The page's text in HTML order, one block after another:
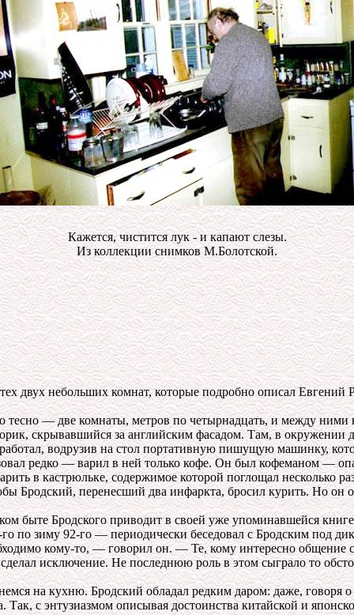
Кажется, чистится лук - и капают слезы.
Из коллекции снимков М.Болотской.
небольших комнат, которые подробно описал Евгений
— две комнаты, метров по четырнадцать, и между ними
скрывавшийся за английским фасадом. Там, в окружении
водрузив на стол портативную пишущую машинку,
редко — варил в ней только кофе. Он был кофеманом —
в кастрюльке, содержимое которой поглощал несколько
Бродский, перенесший два инфаркта, бросил курить. Но он
Бродского приводит в своей уже упоминавшейся
по зиму 92-го — периодически беседовал с Бродским под
кому-то, — говорил он. — Те, кому интересно общение
исключение. Не последнюю роль в этом сыграло то
на кухню. Бродский обладал редким даром: даже, говоря о
с энтузиазмом описывая достоинства китайской и